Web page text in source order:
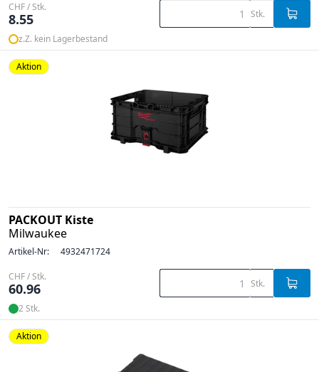
CHF / Stk.
8.55 Stk.
z.Z. kein Lagerbestand
Aktion
PACKOUT Kiste
Milwaukee
Artikel-Nr: 4932471724
CHF / Stk.
60.96 Stk.
2 Stk.
Aktion